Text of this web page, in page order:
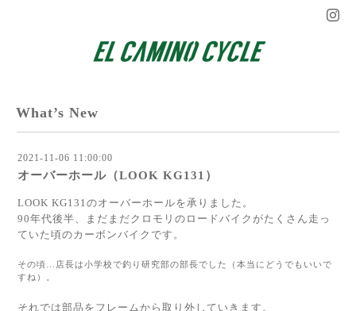
What’s New
2021-11-06 11:00:00
オーバーホール（LOOK KG131）
LOOK KG131のオーバーホールを承りました。
90年代後半、まだまだクロモリのロードバイクがたくさん走っ
ていた頃のカーボンバイクです。
その頃…店長は小学校で釣り研究部の部長でした（本当にどうでもいいで
すね）。
それでは部品をフレームから取り外していきます。